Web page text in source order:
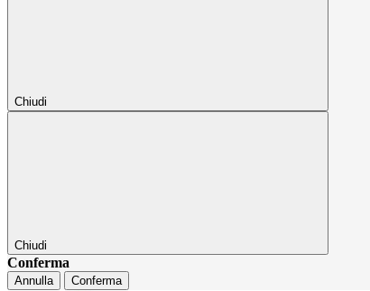
Chiudi
Chiudi
Conferma
Annulla Conferma